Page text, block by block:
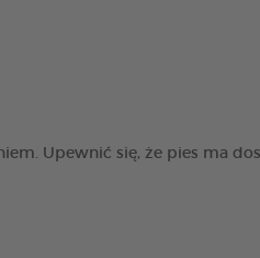
Upewnić się, że pies ma